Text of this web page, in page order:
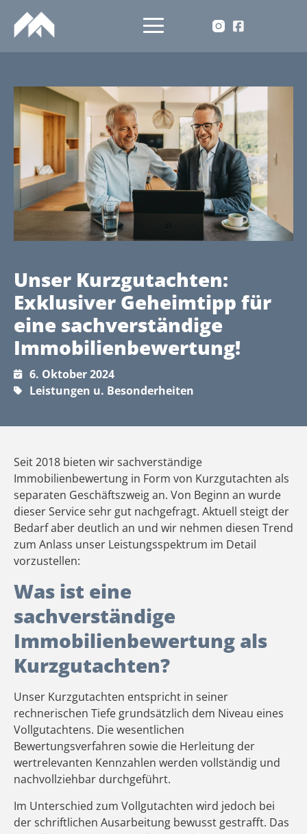
Unser Kurzgutachten:
Exklusiver Geheimtipp für
eine sachverständige
Immobilienbewertung!
6. Oktober 2024
Leistungen u. Besonderheiten
Seit 2018 bieten wir sachverständige
Immobilienbewertung in Form von Kurzgutachten als
separaten Geschäftszweig an. Von Beginn an wurde
dieser Service sehr gut nachgefragt. Aktuell steigt der
Bedarf aber deutlich an und wir nehmen diesen Trend
zum Anlass unser Leistungsspektrum im Detail
vorzustellen:
Was ist eine
sachverständige
Immobilienbewertung als
Kurzgutachten?
Unser Kurzgutachten entspricht in seiner
rechnerischen Tiefe grundsätzlich dem Niveau eines
Vollgutachtens. Die wesentlichen
Bewertungsverfahren sowie die Herleitung der
wertrelevanten Kennzahlen werden vollständig und
nachvollziehbar durchgeführt.
Im Unterschied zum Vollgutachten wird jedoch bei
der schriftlichen Ausarbeitung bewusst gestrafft. Das